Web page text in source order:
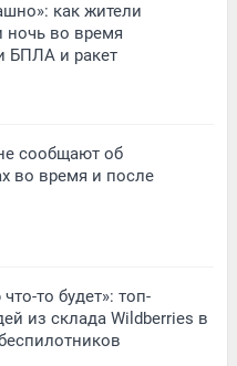
как жители
ночь во время
БПЛА и ракет
сообщают об
во время и после
то будет»: топ-
из склада Wildberries в